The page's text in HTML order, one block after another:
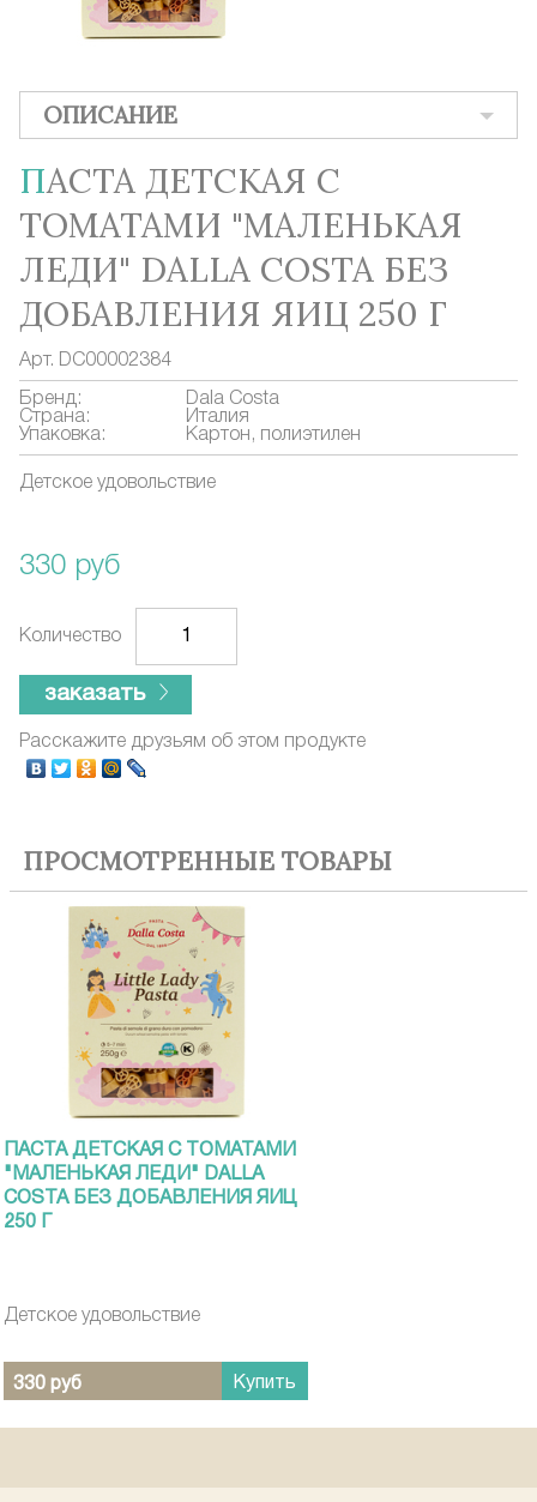
ОПИСАНИЕ
ПАСТА ДЕТСКАЯ С
ТОМАТАМИ "МАЛЕНЬКАЯ
ЛЕДИ" DALLA COSTA БЕЗ
ДОБАВЛЕНИЯ ЯИЦ 250 Г
Арт. DC00002384
Бренд:
Dala Costa
Страна:
Италия
Упаковка:
Картон, полиэтилен
Детское удовольствие
330 руб
Количество
заказать
Расскажите друзьям об этом продукте
ПРОСМОТРЕННЫЕ ТОВАРЫ
ПАСТА ДЕТСКАЯ С ТОМАТАМИ
"МАЛЕНЬКАЯ ЛЕДИ" DALLA
COSTA БЕЗ ДОБАВЛЕНИЯ ЯИЦ
250 Г
Детское удовольствие
330 руб Купить